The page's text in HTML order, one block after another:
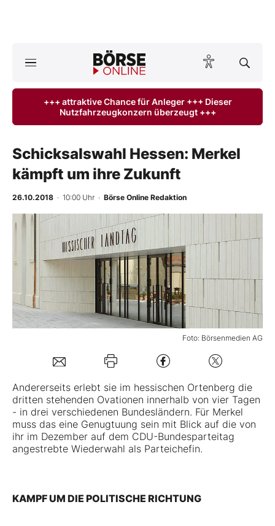
ktuelle Ausgabe BÖRSE ONLINE lesen
Anlageprodukte
Finanz-Check
BO-Musterdepots
Experten
Mein B:O
Folgen Sie uns
Kontakt
+++ attraktive Chance für Anleger +++ Dieser
Nutzfahrzeugkonzern überzeugt +++
Schicksalswahl Hessen: Merkel
kämpft um ihre Zukunft
26.10.2018 · 10:00 Uhr · Börse Online Redaktion
Foto: Börsenmedien AG
Andererseits erlebt sie im hessischen Ortenberg die
dritten stehenden Ovationen innerhalb von vier Tagen
- in drei verschiedenen Bundesländern. Für Merkel
muss das eine Genugtuung sein mit Blick auf die von
ihr im Dezember auf dem CDU-Bundesparteitag
angestrebte Wiederwahl als Parteichefin.
KAMPF UM DIE POLITISCHE RICHTUNG